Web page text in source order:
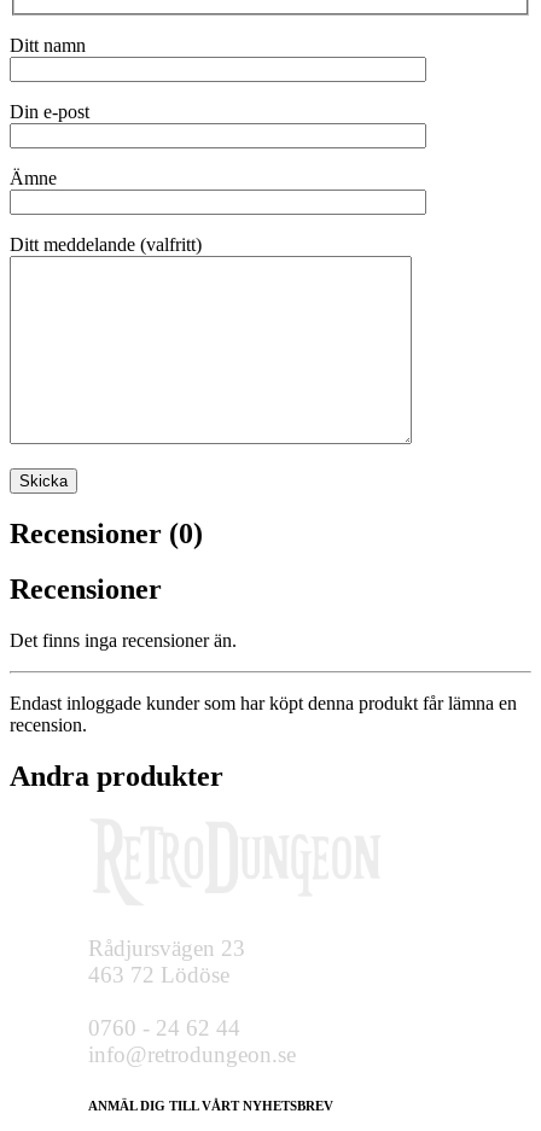
Ditt namn
Din e-post
Ämne
Ditt meddelande (valfritt)
Recensioner (0)
Recensioner
Det finns inga recensioner än.
Endast inloggade kunder som har köpt denna produkt får lämna en
recension.
Andra produkter
Rådjursvägen 23
463 72 Lödöse
0760 - 24 62 44
info@retrodungeon.se
ANMÄL DIG TILL VÅRT NYHETSBREV